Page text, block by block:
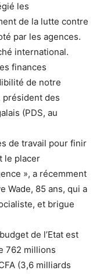
les
de la lutte contre
par les agences.
international.
finances
de notre
président des
(PDS, au
de travail pour finir
le placer
», a récemment
Wade, 85 ans, qui a
et brigue
de l’Etat est
762 millions
(3,6 milliards